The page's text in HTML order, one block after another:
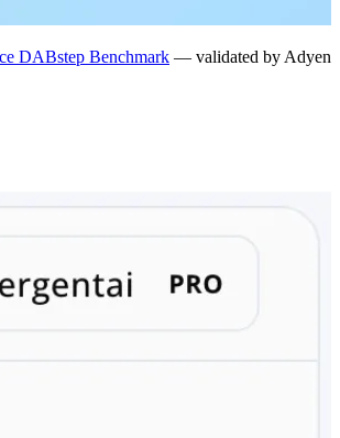
DABstep Benchmark — validated by Adyen